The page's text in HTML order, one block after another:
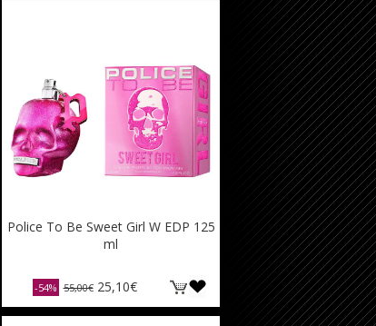
Police To Be Sweet Girl W EDP 125
ml
-54% 55,00€ 25,10€